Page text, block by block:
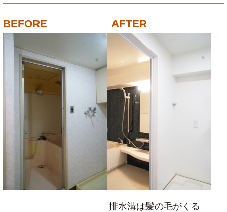
排水溝は髪の毛がくる